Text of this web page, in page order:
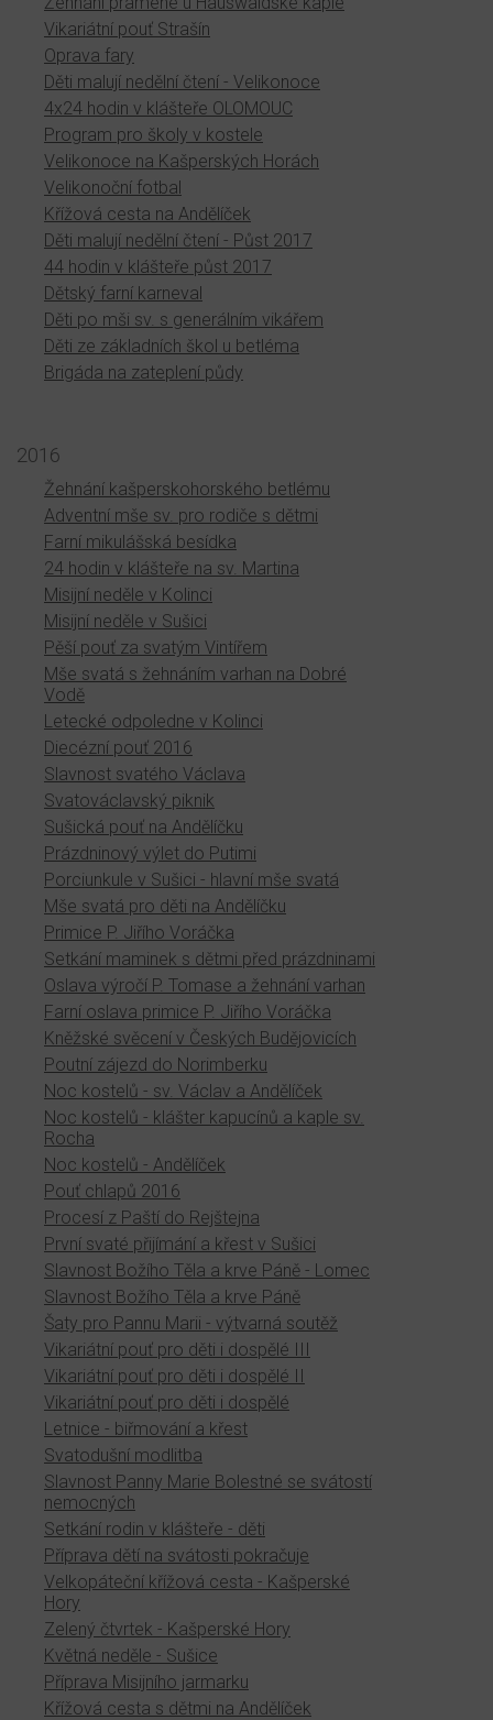
Vikariátní pouť Strašín
Oprava fary
Děti malují nedělní čtení - Velikonoce
4x24 hodin v klášteře OLOMOUC
Program pro školy v kostele
Velikonoce na Kašperských Horách
Velikonoční fotbal
Křížová cesta na Andělíček
Děti malují nedělní čtení - Půst 2017
44 hodin v klášteře půst 2017
Dětský farní karneval
Děti po mši sv. s generálním vikářem
Děti ze základních škol u betléma
Brigáda na zateplení půdy
2016
Žehnání kašperskohorského betlému
Adventní mše sv. pro rodiče s dětmi
Farní mikulášská besídka
24 hodin v klášteře na sv. Martina
Misijní neděle v Kolinci
Misijní neděle v Sušici
Pěší pouť za svatým Vintířem
Mše svatá s žehnáním varhan na Dobré
Vodě
Letecké odpoledne v Kolinci
Diecézní pouť 2016
Slavnost svatého Václava
Svatováclavský piknik
Sušická pouť na Andělíčku
Prázdninový výlet do Putimi
Porciunkule v Sušici - hlavní mše svatá
Mše svatá pro děti na Andělíčku
Primice P. Jiřího Voráčka
Setkání maminek s dětmi před prázdninami
Oslava výročí P. Tomase a žehnání varhan
Farní oslava primice P. Jiřího Voráčka
Kněžské svěcení v Českých Budějovicích
Poutní zájezd do Norimberku
Noc kostelů - sv. Václav a Andělíček
Noc kostelů - klášter kapucínů a kaple sv.
Rocha
Noc kostelů - Andělíček
Pouť chlapů 2016
Procesí z Paští do Rejštejna
První svaté přijímání a křest v Sušici
Slavnost Božího Těla a krve Páně - Lomec
Slavnost Božího Těla a krve Páně
Šaty pro Pannu Marii - výtvarná soutěž
Vikariátní pouť pro děti i dospělé III
Vikariátní pouť pro děti i dospělé II
Vikariátní pouť pro děti i dospělé
Letnice - biřmování a křest
Svatodušní modlitba
Slavnost Panny Marie Bolestné se svátostí
nemocných
Setkání rodin v klášteře - děti
Příprava dětí na svátosti pokračuje
Velkopáteční křížová cesta - Kašperské
Hory
Zelený čtvrtek - Kašperské Hory
Květná neděle - Sušice
Příprava Misijního jarmarku
Křížová cesta s dětmi na Andělíček